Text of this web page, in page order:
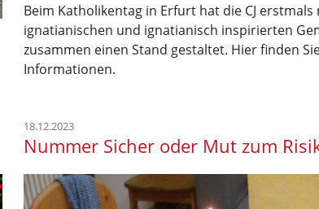
Beim Katholikentag in Erfurt hat die CJ
ignatianischen und ignatianisch inspirierten
zusammen einen Stand gestaltet. Hier finden
Informationen.
18.12.2023
Nummer Sicher oder Mut zum